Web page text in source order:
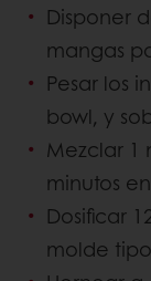
Disponer
mangas
Pesar los
bowl, y
Mezclar 1
minutos
Dosificar
molde